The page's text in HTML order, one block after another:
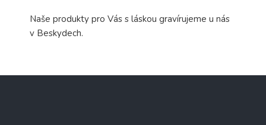
Naše produkty pro Vás s láskou gravírujeme u nás
v Beskydech.